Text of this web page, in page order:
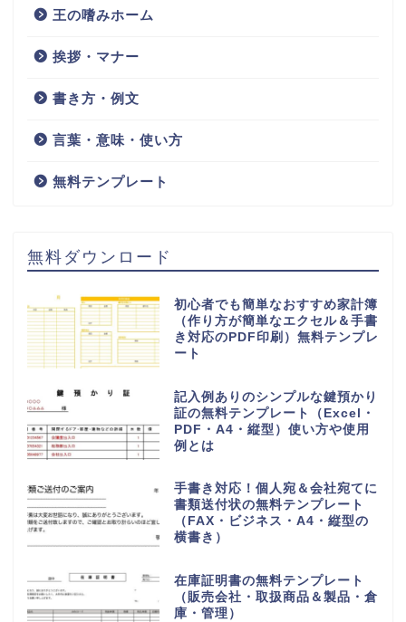
王の嗜みホーム
挨拶・マナー
書き方・例文
言葉・意味・使い方
無料テンプレート
無料ダウンロード
初心者でも簡単なおすすめ家計簿
（作り方が簡単なエクセル＆手書
き対応のPDF印刷）無料テンプレ
ート
記入例ありのシンプルな鍵預かり
証の無料テンプレート（Excel・
PDF・A4・縦型）使い方や使用
例とは
手書き対応！個人宛＆会社宛てに
書類送付状の無料テンプレート
（FAX・ビジネス・A4・縦型の
横書き）
在庫証明書の無料テンプレート
（販売会社・取扱商品＆製品・倉
庫・管理）